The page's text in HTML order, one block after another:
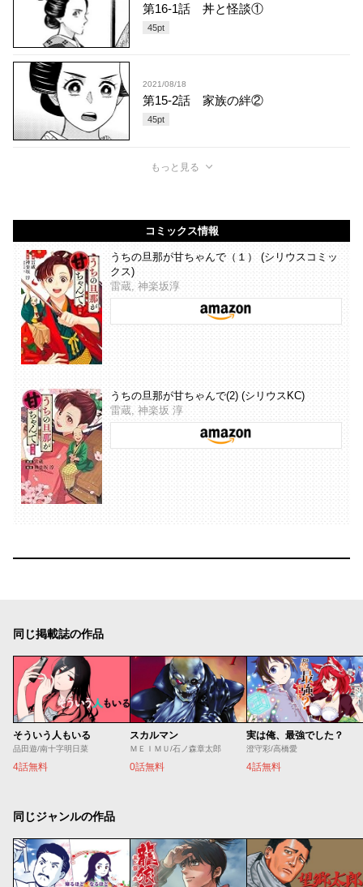
第16-1話 丼と怪談①
45pt
2021/08/18
第15-2話 家族の絆②
45pt
もっと見る
コミックス情報
うちの旦那が甘ちゃんで（１） (シリウスコミッ
クス)
雷蔵, 神楽坂淳
うちの旦那が甘ちゃんで(2) (シリウスKC)
雷蔵, 神楽坂 淳
同じ掲載誌の作品
そういう人もいる
品田遊/南十字明日菜
4話無料
スカルマン
ＭＥＩＭＵ/石ノ森章太郎
0話無料
実は俺、最強でした？
澄守彩/高橋愛
4話無料
同じジャンルの作品